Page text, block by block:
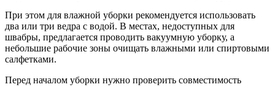
При этом для влажной уборки рекомендуется использовать
два или три ведра с водой. В местах, недоступных для
швабры, предлагается проводить вакуумную уборку, а
небольшие рабочие зоны очищать влажными или спиртовыми
салфетками.
Перед началом уборки нужно проверить совместимость